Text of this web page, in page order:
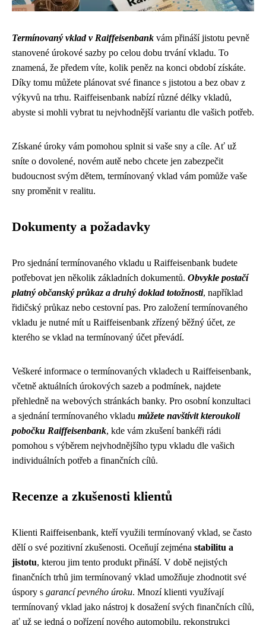
Termínovaný vklad v Raiffeisenbank vám přináší jistotu pevně
stanovené úrokové sazby po celou dobu trvání vkladu. To
znamená, že předem víte, kolik peněz na konci období získáte.
Díky tomu můžete plánovat své finance s jistotou a bez obav z
výkyvů na trhu. Raiffeisenbank nabízí různé délky vkladů,
abyste si mohli vybrat tu nejvhodnější variantu dle vašich potřeb.
Získané úroky vám pomohou splnit si vaše sny a cíle. Ať už
sníte o dovolené, novém autě nebo chcete jen zabezpečit
budoucnost svým dětem, termínovaný vklad vám pomůže vaše
sny proměnit v realitu.
Dokumenty a požadavky
Pro sjednání termínovaného vkladu u Raiffeisenbank budete
potřebovat jen několik základních dokumentů. Obvykle postačí
platný občanský průkaz a druhý doklad totožnosti, například
řidičský průkaz nebo cestovní pas. Pro založení termínovaného
vkladu je nutné mít u Raiffeisenbank zřízený běžný účet, ze
kterého se vklad na termínovaný účet převádí.
Veškeré informace o termínovaných vkladech u Raiffeisenbank,
včetně aktuálních úrokových sazeb a podmínek, najdete
přehledně na webových stránkách banky. Pro osobní konzultaci
a sjednání termínovaného vkladu můžete navštívit kteroukoli
pobočku Raiffeisenbank, kde vám zkušení bankéři rádi
pomohou s výběrem nejvhodnějšího typu vkladu dle vašich
individuálních potřeb a finančních cílů.
Recenze a zkušenosti klientů
Klienti Raiffeisenbank, kteří využili termínovaný vklad, se často
dělí o své pozitivní zkušenosti. Oceňují zejména stabilitu a
jistotu, kterou jim tento produkt přináší. V době nejistých
finančních trhů jim termínovaný vklad umožňuje zhodnotit své
úspory s garancí pevného úroku. Mnozí klienti využívají
termínovaný vklad jako nástroj k dosažení svých finančních cílů,
ať už se jedná o pořízení nového automobilu, rekonstrukci